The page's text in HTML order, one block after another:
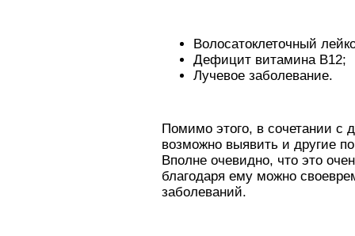
Волосатоклеточный
Дефицит витамина В12;
Лучевое заболевание.
Помимо этого, в сочетании с
возможно выявить и другие
Вполне очевидно, что это
благодаря ему можно
заболеваний.